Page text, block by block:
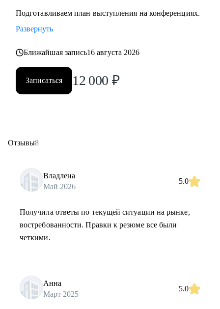
Подготавливаем план выступления на конференциях.
Развернуть
Ближайшая запись16 августа 2026
Записаться 12 000 ₽
Отзывы8
Владлена
Май 2026
5.0
Получила ответы по текущей ситуации на рынке,
востребованности. Правки к резюме все были
четкими.
Анна
Март 2025
5.0